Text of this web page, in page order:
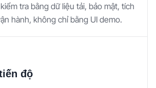
tra bằng dữ liệu tải, bảo mật, tích
hành, không chỉ bằng UI demo.
độ